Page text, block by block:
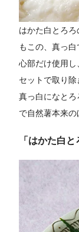
はかた白とろ
もこの、真っ
心部だけ使用
セットで取り除
真っ白になと
で自然薯本来の
「はかた白